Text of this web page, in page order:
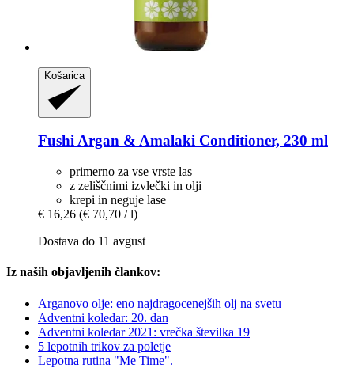
Košarica
FushiArgan & Amalaki Conditioner, 230 ml
primerno za vse vrste las
z zeliščnimi izvlečki in olji
krepi in neguje lase
€ 16,26 (€ 70,70 / l)
Dostava do 11 avgust
Iz naših objavljenih člankov:
Arganovo olje: eno najdragocenejših olj na svetu
Adventni koledar: 20. dan
Adventni koledar 2021: vrečka številka 19
5 lepotnih trikov za poletje
Lepotna rutina "Me Time".